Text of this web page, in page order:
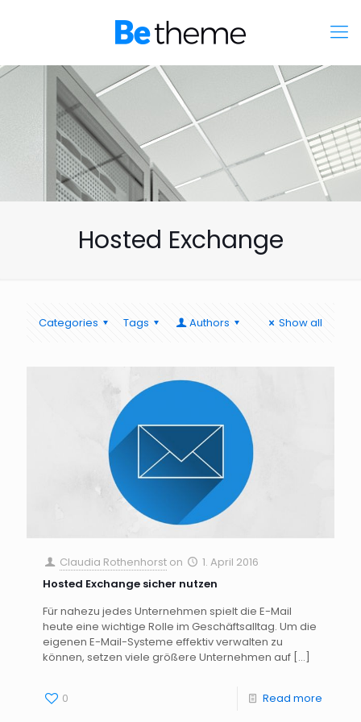
Hosted Exchange
Categories Tags Authors Show all
Claudia Rothenhorst on
1. April 2016
Hosted Exchange sicher nutzen
Für nahezu jedes Unternehmen spielt die E-Mail
heute eine wichtige Rolle im Geschäftsalltag. Um die
eigenen E-Mail-Systeme effektiv verwalten zu
können, setzen viele größere Unternehmen auf […]
0 Read more